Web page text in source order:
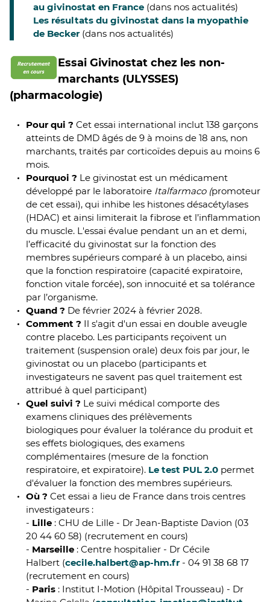
au givinostat en France (dans nos actualités)
Les résultats du givinostat dans la myopathie
de Becker (dans nos actualités)
Essai Givinostat chez les non-
marchants (ULYSSES)
(pharmacologie)
Pour qui ? Cet essai international inclut 138 garçons
atteints de DMD âgés de 9 à moins de 18 ans, non
marchants, traités par corticoïdes depuis au moins 6
mois.
Pourquoi ? Le givinostat est un médicament
développé par le laboratoire Italfarmaco (promoteur
de cet essai), qui inhibe les histones désacétylases
(HDAC) et ainsi limiterait la fibrose et l’inflammation
du muscle. L'essai évalue pendant un an et demi,
l’efficacité du givinostat sur la fonction des
membres supérieurs comparé à un placebo, ainsi
que la fonction respiratoire (capacité expiratoire,
fonction vitale forcée), son innocuité et sa tolérance
par l’organisme.
Quand ? De février 2024 à février 2028.
Comment ? Il s'agit d'un essai en double aveugle
contre placebo. Les participants reçoivent un
traitement (suspension orale) deux fois par jour, le
givinostat ou un placebo (participants et
investigateurs ne savent pas quel traitement est
attribué à quel participant)
Quel suivi ? Le suivi médical comporte des
examens cliniques des prélèvements
biologiques pour évaluer la tolérance du produit et
ses effets biologiques, des examens
complémentaires (mesure de la fonction
respiratoire, et expiratoire). Le test PUL 2.0 permet
d'évaluer la fonction des membres supérieurs.
Où ? Cet essai a lieu de France dans trois centres
investigateurs :
- Lille : CHU de Lille - Dr Jean-Baptiste Davion (03
20 44 60 58) (recrutement en cours)
- Marseille : Centre hospitalier - Dr Cécile
Halbert (cecile.halbert@ap-hm.fr - 04 91 38 68 17
(recrutement en cours)
- Paris : Institut I-Motion (Hôpital Trousseau) - Dr